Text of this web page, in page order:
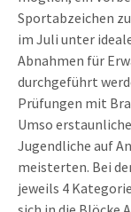
Sportabzeichen
im Juli unter
Abnahmen für
durchgeführt
Prüfungen mit
Umso
Jugendliche auf
meisterten. Bei
jeweils 4